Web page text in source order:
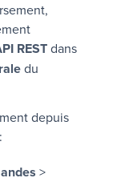
RESTdans
du
depuis
>